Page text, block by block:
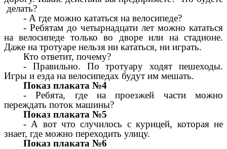
делать?
- А где можно кататься на велосипеде?
- Ребятам до четырнадцати лет можно кататься
на велосипеде только во дворе или на стадионе.
Даже на тротуаре нельзя ни кататься, ни играть.
Кто ответит, почему?
- Правильно. По тротуару ходят пешеходы.
Игры и езда на велосипедах будут им мешать.
Показ плаката №4
- Ребята, где на проезжей части можно
переждать поток машины?
Показ плаката №5
- А вот что случилось с курицей, которая не
знает, где можно переходить улицу.
Показ плаката №6